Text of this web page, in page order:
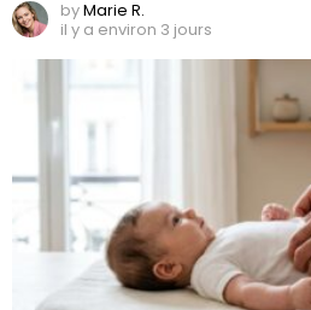
byMarie R.
il y a environ 3 jours